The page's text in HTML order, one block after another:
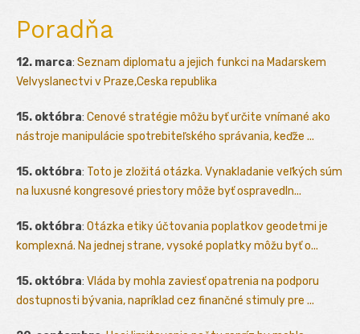
Poradňa
12. marca: Seznam diplomatu a jejich funkci na Madarskem
Velvyslanectvi v Praze,Ceska republika
15. októbra: Cenové stratégie môžu byť určite vnímané ako
nástroje manipulácie spotrebiteľského správania, keďže ...
15. októbra: Toto je zložitá otázka. Vynakladanie veľkých súm
na luxusné kongresové priestory môže byť ospravedln...
15. októbra: Otázka etiky účtovania poplatkov geodetmi je
komplexná. Na jednej strane, vysoké poplatky môžu byť o...
15. októbra: Vláda by mohla zaviesť opatrenia na podporu
dostupnosti bývania, napríklad cez finančné stimuly pre ...